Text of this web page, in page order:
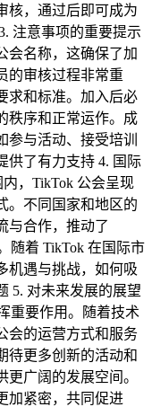
核，通过后即可成为
注意事项的重要提示
会名称，这确保了加
的审核过程非常重
求和标准。加入后必
秩序和正常运作。成
与活动、接受培训
供了有力支持 4. 国际
，TikTok 公会呈现
。不同国家和地区的
与合作，推动了
随着 TikTok 在国际市
机遇与挑战，如何吸
5. 对未来发展的展望
重要作用。随着技术
会的运营方式和服务
待更多创新的活动和
广阔的发展空间。
加紧密，共同促进